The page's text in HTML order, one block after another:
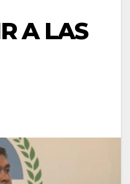
A LAS